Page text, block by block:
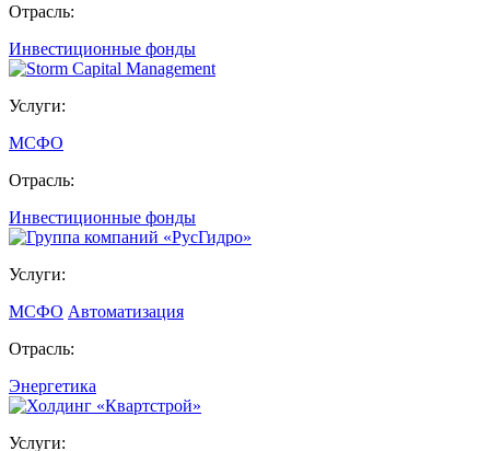
Отрасль:
Инвестиционные фонды
Услуги:
МСФО
Отрасль:
Инвестиционные фонды
Услуги:
МСФО Автоматизация
Отрасль:
Энергетика
Услуги: